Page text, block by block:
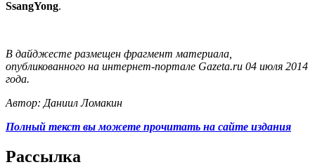
SsangYong.
В дайджесте размещен фрагмент материала,
опубликованного на интернет-портале Gazeta.ru 04 июля 2014
года.
Автор: Даниил Ломакин
Полный текст вы можете прочитать на сайте издания
Рассылка